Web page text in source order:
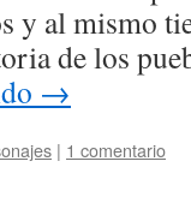
y al mismo
de los
→
| 1 comentario